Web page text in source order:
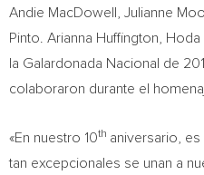
Andie MacDowell
Julianne
Pinto Arianna Huffington Hoda
la Galardonada Nacional de
colaboraron durante el
«En nuestro 10th aniversario,
tan excepcionales se unan a